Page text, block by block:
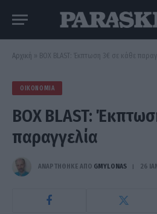
Αρχική » BOX BLAST: Έκπτωση 3€ σε κάθε
ΟΙΚΟΝΟΜΊΑ
BOX BLAST:
παραγγελία
ΑΝΑΡΤΗΘΗΚΕ ΑΠΟ GMYLONAS 26